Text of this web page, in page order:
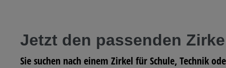
Jetzt den passenden
Sie suchen nach einem Zirkel für Schule, Technik